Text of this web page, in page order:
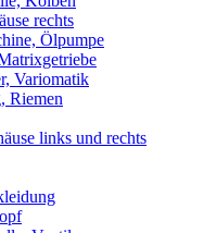
rechts
Ölpumpe
Variomatik
Riemen
links und rechts